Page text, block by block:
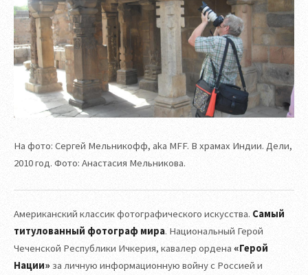
На фото: Сергей Мельникофф, aka MFF. В храмах Индии. Дели,
2010 год. Фото: Анастасия Мельникова.
Американский классик фотографического искусства. Самый
титулованный фотограф мира. Национальный Герой
Чеченской Республики Ичкерия, кавалер ордена «Герой
Нации» за личную информационную войну с Россией и